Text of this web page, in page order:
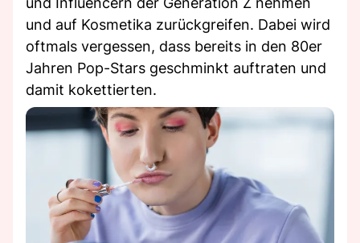
und auf Kosmetika zurückgreifen. Dabei wird
oftmals vergessen, dass bereits in den 80er
Jahren Pop-Stars geschminkt auftraten und
damit kokettierten.